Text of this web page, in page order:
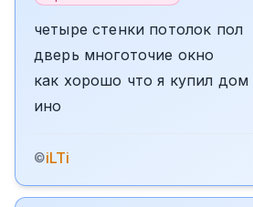
четыре стенки потолок пол
дверь многоточие окно
как хорошо что я купил дом
ино
©iLTi